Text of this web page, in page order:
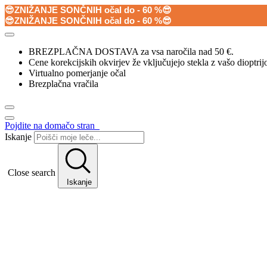
😎ZNIŽANJE SONČNIH očal do - 60 %😎
😎ZNIŽANJE SONČNIH očal do - 60 %😎
BREZPLAČNA DOSTAVA za vsa naročila nad 50 €.
Cene korekcijskih okvirjev že vključujejo stekla z vašo
Virtualno pomerjanje očal
Brezplačna vračila
Pojdite na domačo stran
Iskanje
Close search
Iskanje